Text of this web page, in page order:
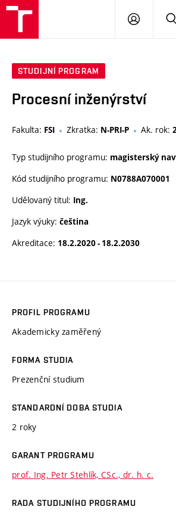
STUDIJNÍ PROGRAM
Procesní inženýrství
Fakulta: FSI Zkratka: N-PRI-P Ak. rok:
Typ studijního programu: magisterský
Kód studijního programu: N0788A070001
Udělovaný titul: Ing.
Jazyk výuky: čeština
Akreditace: 18.2.2020 - 18.2.2030
PROFIL PROGRAMU
Akademicky zaměřený
FORMA STUDIA
Prezenční studium
STANDARDNÍ DOBA STUDIA
2 roky
GARANT PROGRAMU
prof. Ing. Petr Stehlík, CSc., dr. h. c.
RADA STUDIJNÍHO PROGRAMU